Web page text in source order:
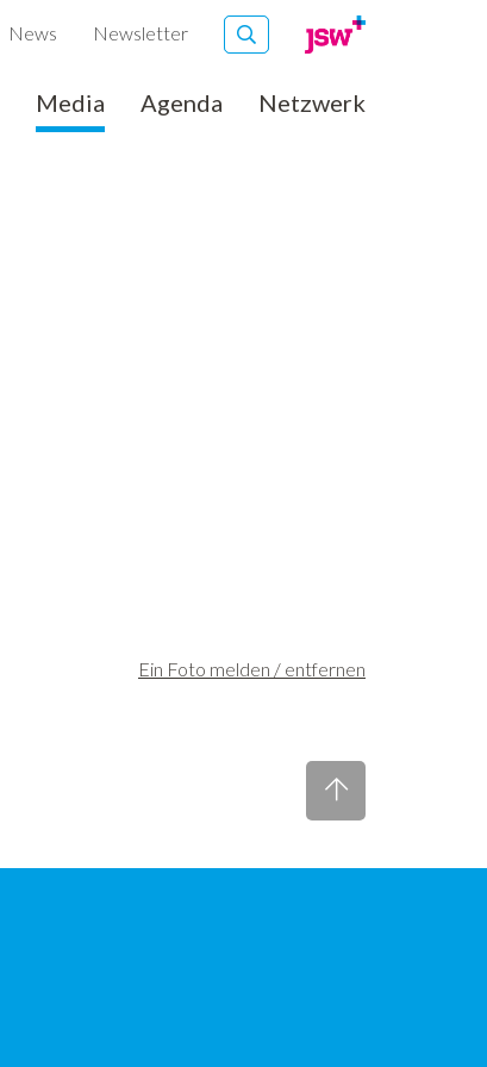
News Newsletter
Media Agenda Netzwerk
Ein Foto melden / entfernen